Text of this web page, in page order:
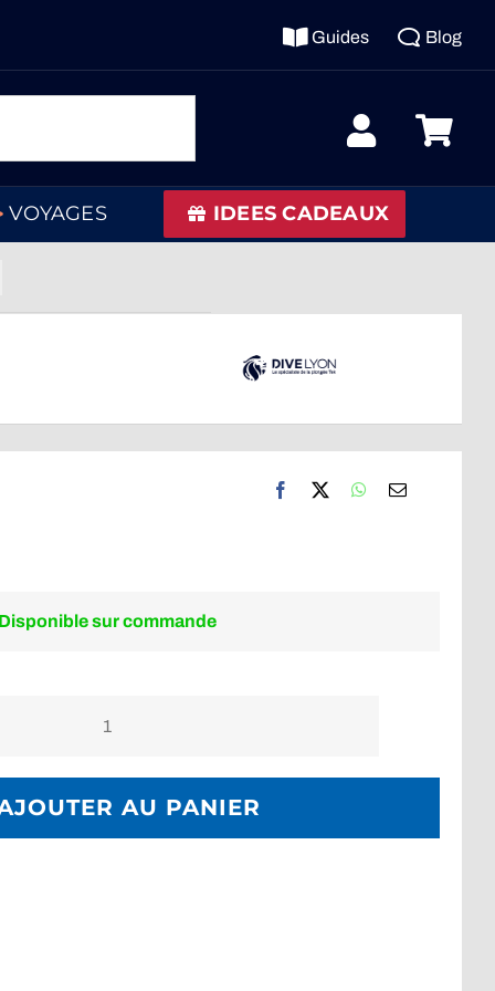
Guides Blog
VOYAGES IDEES CADEAUX
Disponible sur commande
quantité
Révision
Détendeur
AU PANIER